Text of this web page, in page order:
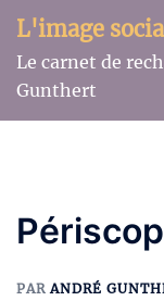
Aller
au
contenu
L'image
Le carnet de
Gunthert
PARANDRÉ